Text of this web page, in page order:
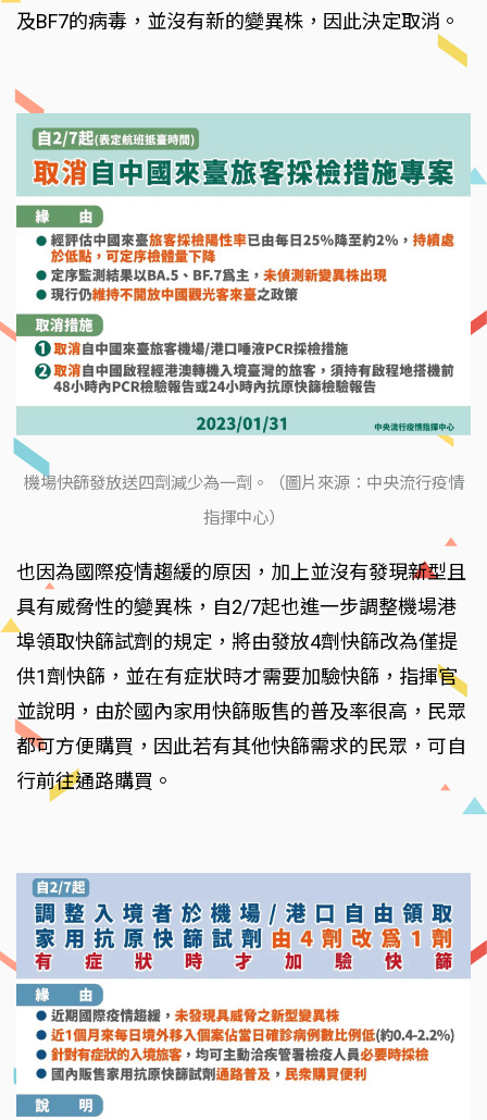
及BF7的病毒，並沒有新的變異株，因此決定取消。
機場快篩發放送四劑減少為一劑。（圖片來源：中央流行疫情
指揮中心）
也因為國際疫情趨緩的原因，加上並沒有發現新型且
具有威脅性的變異株，自2/7起也進一步調整機場港
埠領取快篩試劑的規定，將由發放4劑快篩改為僅提
供1劑快篩，並在有症狀時才需要加驗快篩，指揮官
並說明，由於國內家用快篩販售的普及率很高，民眾
都可方便購買，因此若有其他快篩需求的民眾，可自
行前往通路購買。